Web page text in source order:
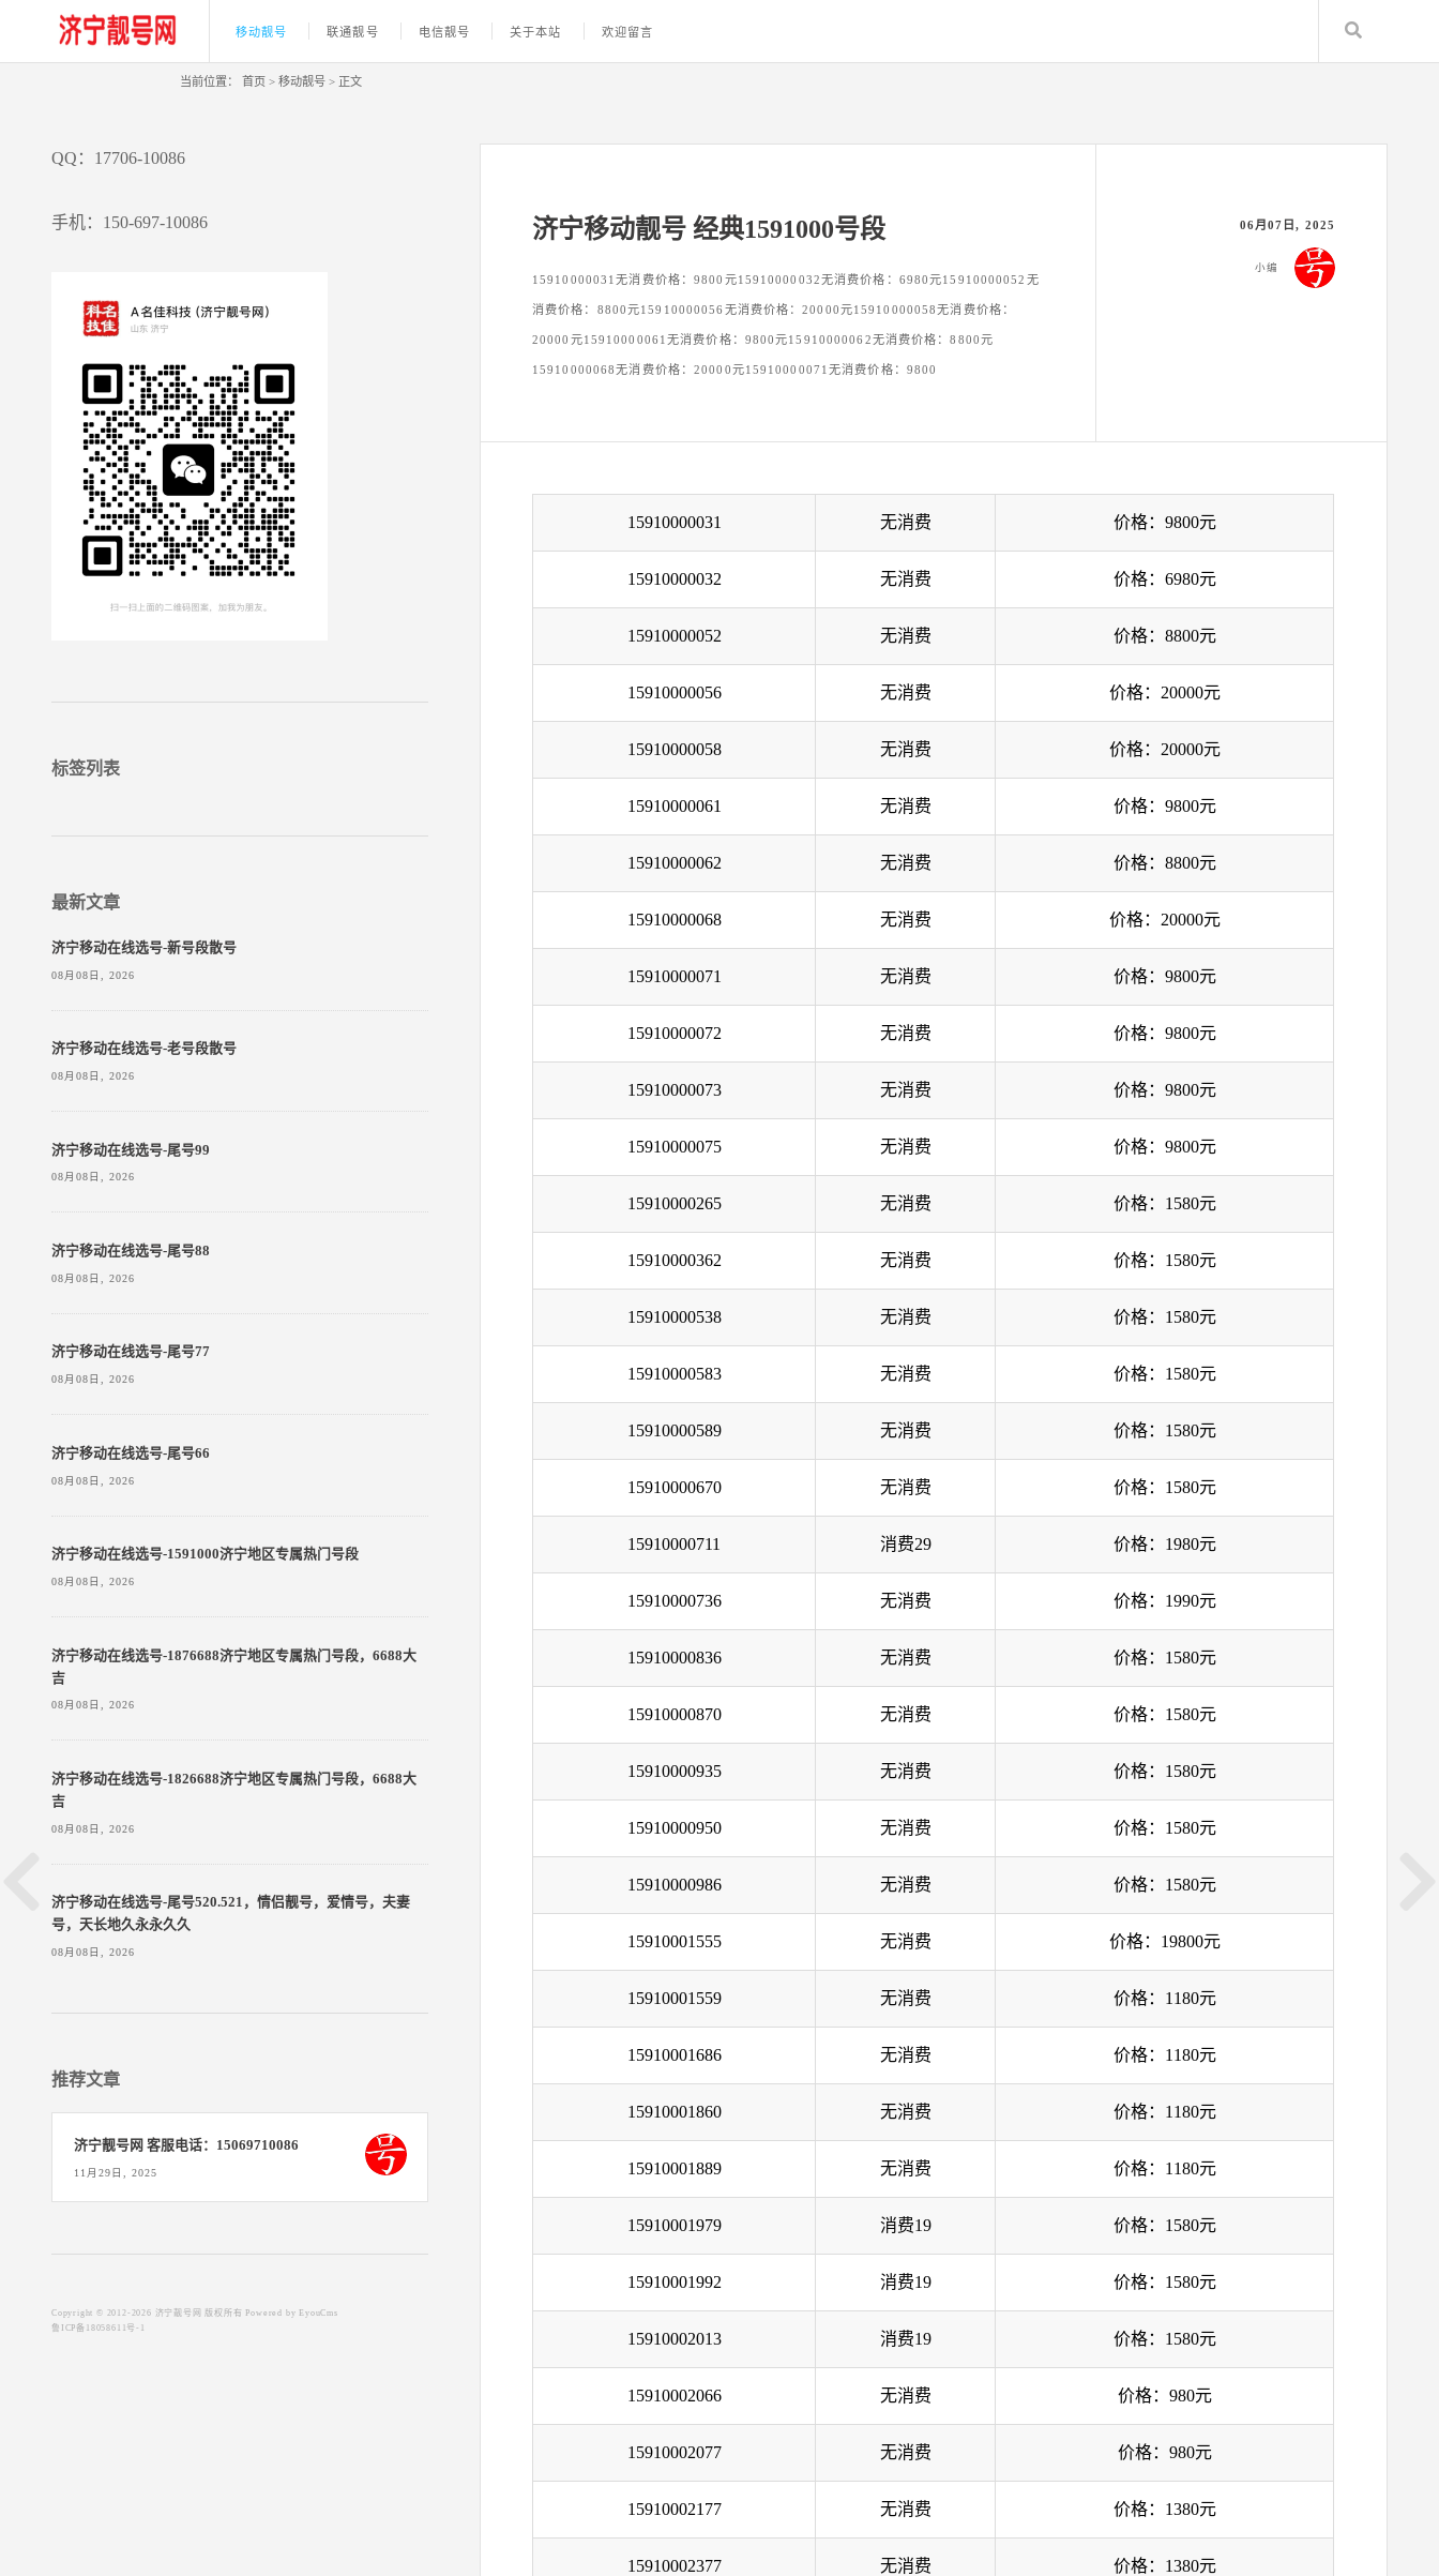
移动靓号 联通靓号 电信靓号 关于本站 欢迎留言
当前位置： 首页 > 移动靓号 > 正文
济宁移动靓号 经典1591000号段
15910000031无消费价格：9800元15910000032无消费价格：6980元15910000052无
消费价格：8800元15910000056无消费价格：20000元15910000058无消费价格：
20000元15910000061无消费价格：9800元15910000062无消费价格：8800元
15910000068无消费价格：20000元15910000071无消费价格：9800
06月07日, 2025
小编
15910000031 无消费 价格：9800元
15910000032 无消费 价格：6980元
15910000052 无消费 价格：8800元
15910000056 无消费 价格：20000元
15910000058 无消费 价格：20000元
15910000061 无消费 价格：9800元
15910000062 无消费 价格：8800元
15910000068 无消费 价格：20000元
15910000071 无消费 价格：9800元
15910000072 无消费 价格：9800元
15910000073 无消费 价格：9800元
15910000075 无消费 价格：9800元
15910000265 无消费 价格：1580元
15910000362 无消费 价格：1580元
15910000538 无消费 价格：1580元
15910000583 无消费 价格：1580元
15910000589 无消费 价格：1580元
15910000670 无消费 价格：1580元
15910000711 消费29 价格：1980元
15910000736 无消费 价格：1990元
15910000836 无消费 价格：1580元
15910000870 无消费 价格：1580元
15910000935 无消费 价格：1580元
15910000950 无消费 价格：1580元
15910000986 无消费 价格：1580元
15910001555 无消费 价格：19800元
15910001559 无消费 价格：1180元
15910001686 无消费 价格：1180元
15910001860 无消费 价格：1180元
15910001889 无消费 价格：1180元
15910001979 消费19 价格：1580元
15910001992 消费19 价格：1580元
15910002013 消费19 价格：1580元
15910002066 无消费 价格：980元
15910002077 无消费 价格：980元
15910002177 无消费 价格：1380元
15910002377 无消费 价格：1380元
QQ：17706-10086
手机：150-697-10086
标签列表
最新文章
济宁移动在线选号-新号段散号
08月08日, 2026
济宁移动在线选号-老号段散号
08月08日, 2026
济宁移动在线选号-尾号99
08月08日, 2026
济宁移动在线选号-尾号88
08月08日, 2026
济宁移动在线选号-尾号77
08月08日, 2026
济宁移动在线选号-尾号66
08月08日, 2026
济宁移动在线选号-1591000济宁地区专属热门号段
08月08日, 2026
济宁移动在线选号-1876688济宁地区专属热门号段，6688大
吉
08月08日, 2026
济宁移动在线选号-1826688济宁地区专属热门号段，6688大
吉
08月08日, 2026
济宁移动在线选号-尾号520.521，情侣靓号，爱情号，夫妻
号，天长地久永永久久
08月08日, 2026
推荐文章
济宁靓号网 客服电话：15069710086
11月29日, 2025
Copyright © 2012-2026 济宁靓号网 版权所有
Powered by EyouCms
鲁ICP备18058611号-1